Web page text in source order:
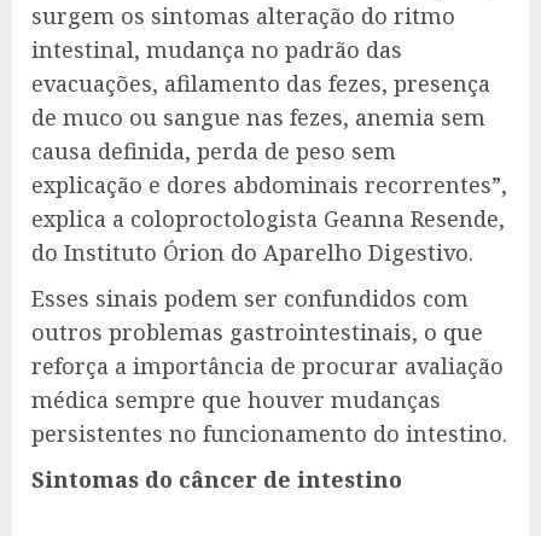
surgem os sintomas alteração do ritmo
intestinal, mudança no padrão das
evacuações, afilamento das fezes, presença
de muco ou sangue nas fezes, anemia sem
causa definida, perda de peso sem
explicação e dores abdominais recorrentes”,
explica a coloproctologista Geanna Resende,
do Instituto Órion do Aparelho Digestivo.
Esses sinais podem ser confundidos com
outros problemas gastrointestinais, o que
reforça a importância de procurar avaliação
médica sempre que houver mudanças
persistentes no funcionamento do intestino.
Sintomas do câncer de intestino